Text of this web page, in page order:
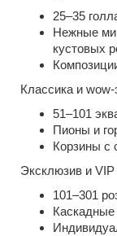
25–35
Нежные
кустовых
Классика и
51–101
Пионы и
Корзины с
Эксклюзив и VIP
101–301